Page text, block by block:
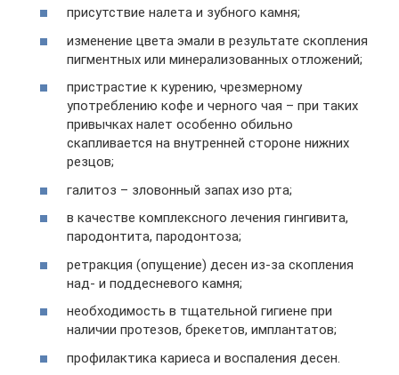
присутствие налета и зубного камня;
изменение цвета эмали в результате скопления
пигментных или минерализованных отложений;
пристрастие к курению, чрезмерному
употреблению кофе и черного чая – при таких
привычках налет особенно обильно
скапливается на внутренней стороне нижних
резцов;
галитоз – зловонный запах изо рта;
в качестве комплексного лечения гингивита,
пародонтита, пародонтоза;
ретракция (опущение) десен из-за скопления
над- и поддесневого камня;
необходимость в тщательной гигиене при
наличии протезов, брекетов, имплантатов;
профилактика кариеса и воспаления десен.